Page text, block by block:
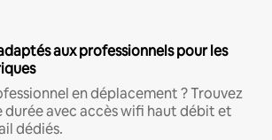
aux professionnels pour les
en déplacement ? Trouvez
durée avec accès wifi haut débit et
dédiés.